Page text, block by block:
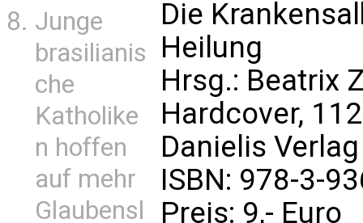
Junge
brasilianis
che
Katholike
n hoffen
auf mehr
Glaubensl
Die
Heilung
Hrsg.: Beatrix
Hardcover,
Danielis Verlag
ISBN: 978-3-
Preis: 9,- Euro